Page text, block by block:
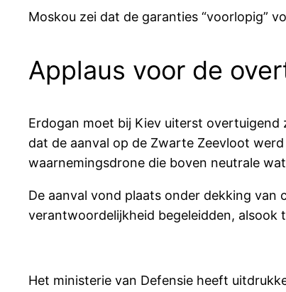
Moskou zei dat de garanties “voorlopig”
Applaus voor de
Erdogan moet bij Kiev uiterst overtuigend
dat de aanval op de Zwarte Zeevloot
waarnemingsdrone die boven neutrale
De aanval vond plaats onder dekking van
verantwoordelijkheid begeleidden, alsook
Het ministerie van Defensie heeft